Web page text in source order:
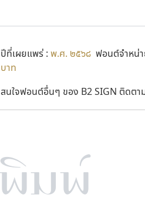
ปีที่เผยแพร่ : พ.ศ. ๒๕๖๘ ฟอนต์จำหน่
บาท
สนใจฟอนต์อื่นๆ ของ B2 SIGN ติดตา